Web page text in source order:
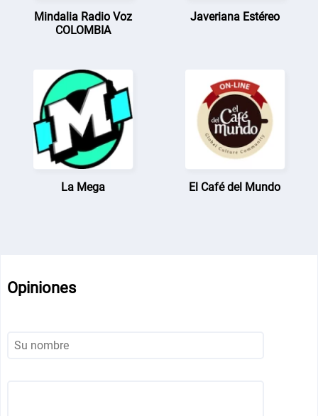
Mindalia Radio Voz
COLOMBIA
Javeriana Estéreo
La Mega El Café del Mundo
Opiniones